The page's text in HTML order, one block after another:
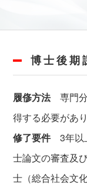
博士後期
履俢方法専門分
得する必要があり
修了要件3年以
士論文の審査及
士（総合社会文